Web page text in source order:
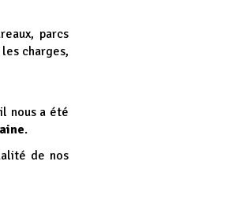
parcs
charges,
nous a été
.
de nos